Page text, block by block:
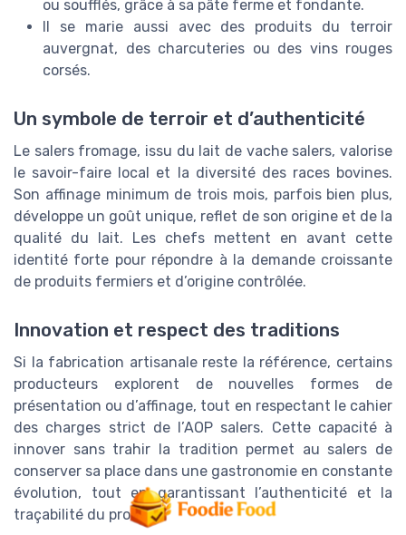
ou soufflés, grâce à sa pâte ferme et fondante.
Il se marie aussi avec des produits du terroir
auvergnat, des charcuteries ou des vins rouges
corsés.
Un symbole de terroir et d’authenticité
Le salers fromage, issu du lait de vache salers, valorise
le savoir-faire local et la diversité des races bovines.
Son affinage minimum de trois mois, parfois bien plus,
développe un goût unique, reflet de son origine et de la
qualité du lait. Les chefs mettent en avant cette
identité forte pour répondre à la demande croissante
de produits fermiers et d’origine contrôlée.
Innovation et respect des traditions
Si la fabrication artisanale reste la référence, certains
producteurs explorent de nouvelles formes de
présentation ou d’affinage, tout en respectant le cahier
des charges strict de l’AOP salers. Cette capacité à
innover sans trahir la tradition permet au salers de
conserver sa place dans une gastronomie en constante
évolution, tout en garantissant l’authenticité et la
traçabilité du produit.